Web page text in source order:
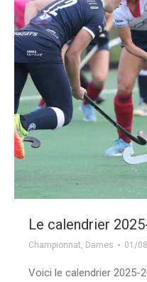
Le calendrier
Championnat, Dames 01/
Voici le calendrier 2025-